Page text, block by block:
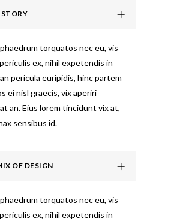
torquatos nec eu, vis
ex, nihil expetendis in
pericula euripidis, hinc partem
ei nisl graecis, vix aperiri
an. Eius lorem tincidunt vix at,
sensibus id.
OF DESIGN
torquatos nec eu, vis
ex, nihil expetendis in